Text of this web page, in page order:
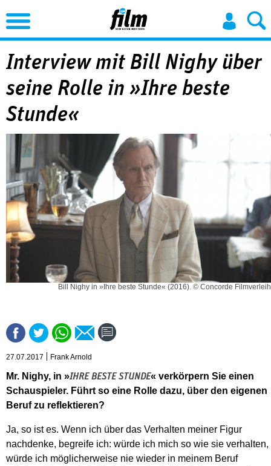
Jump to Navigation
Interview mit Bill Nighy über
seine Rolle in »Ihre beste
Stunde«
Bill Nighy in »Ihre beste Stunde« (2016). © Concorde Filmverleih
27.07.2017 Frank Arnold
Mr. Nighy, in »IHRE BESTE STUNDE« verkörpern Sie einen
Schauspieler. Führt so eine Rolle dazu, über den eigenen
Beruf zu reflektieren?
Ja, so ist es. Wenn ich über das Verhalten meiner Figur
nachdenke, begreife ich: würde ich mich so wie sie verhalten,
würde ich möglicherweise nie wieder in meinem Beruf